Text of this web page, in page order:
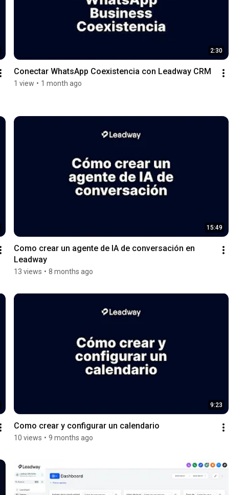
2:30
Conectar WhatsApp Coexistencia con Leadway CRM
1 view • 1 month ago
15:49
Como crear un agente de IA de conversación en
Leadway
13 views • 8 months ago
9:23
Como crear y configurar un calendario
10 views • 9 months ago